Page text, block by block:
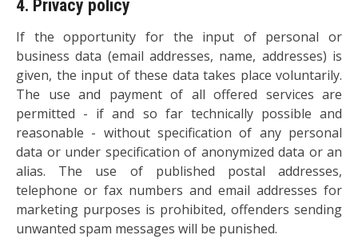
4. Privacy policy
If the opportunity for the input of personal or
business data (email addresses, name, addresses) is
given, the input of these data takes place voluntarily.
The use and payment of all offered services are
permitted - if and so far technically possible and
reasonable - without specification of any personal
data or under specification of anonymized data or an
alias. The use of published postal addresses,
telephone or fax numbers and email addresses for
marketing purposes is prohibited, offenders sending
unwanted spam messages will be punished.